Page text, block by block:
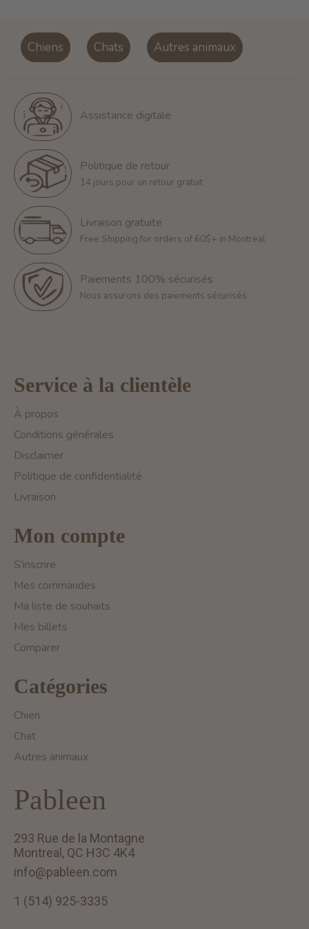
Chiens Chats Autres animaux
Assistance digitale
Politique de retour
14 jours pour un retour gratuit
Livraison gratuite
Free Shipping for orders of 60$+ in Montreal
Paiements 100% sécurisés
Nous assurons des paiements sécurisés
Service à la clientèle
À propos
Conditions générales
Disclaimer
Politique de confidentialité
Livraison
Mon compte
S'inscrire
Mes commandes
Ma liste de souhaits
Mes billets
Comparer
Catégories
Chien
Chat
Autres animaux
Pableen
293 Rue de la Montagne
Montreal, QC H3C 4K4
info@pableen.com
1 (514) 925-3335